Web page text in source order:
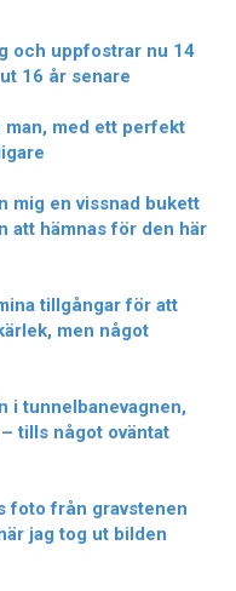
och uppfostrar nu 14
16 år senare
man, med ett perfekt
mig en vissnad bukett
att hämnas för den här
tillgångar för att
men något
i tunnelbanevagnen,
tills något oväntat
foto från gravstenen
jag tog ut bilden